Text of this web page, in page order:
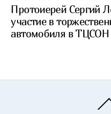
Протоиерей Сергий
участие в
автомобиля в ТЦСОН